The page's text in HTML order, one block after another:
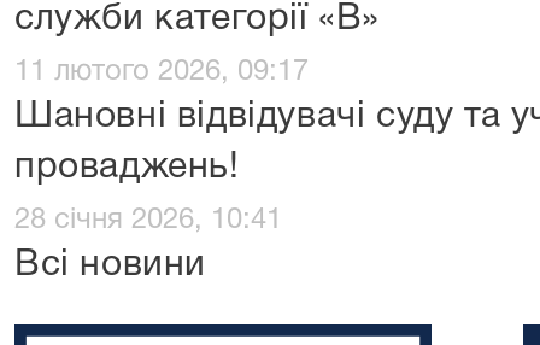
служби категорії «В»
11 лютого 2026, 09:17
Шановні відвідувачі суду та
проваджень!
28 січня 2026, 10:41
Всі новини